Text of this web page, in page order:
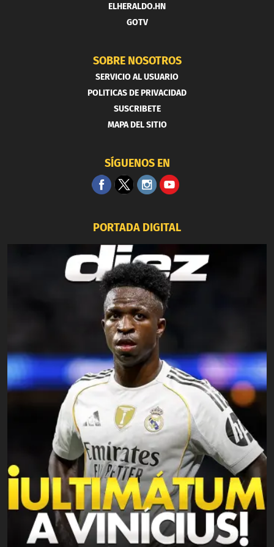
ELHERALDO.HN
GOTV
SOBRE NOSOTROS
SERVICIO AL USUARIO
POLITICAS DE PRIVACIDAD
SUSCRIBETE
MAPA DEL SITIO
SÍGUENOS EN
PORTADA DIGITAL